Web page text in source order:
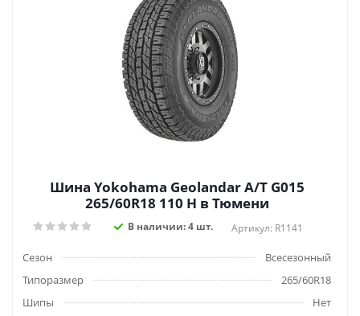
Шина Yokohama Geolandar A/T G015
265/60R18 110 H в Тюмени
В наличии: 4 шт. Артикул: R1141
Сезон
Всесезонный
Типоразмер
265/60R18
Шипы
Нет